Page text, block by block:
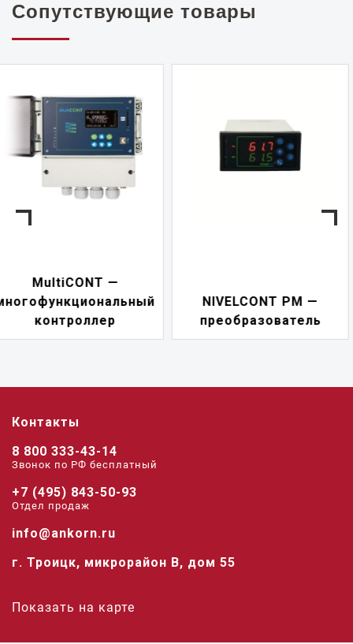
Сопутствующие товары
NIVELCONT PM —
преобразователь
переключатель
Контакты
8 800 333-43-14
Звонок по РФ беcплатный
+7 (495) 843-50-93
Отдел продаж
info@ankorn.ru
г. Троицк, микрорайон В, дом 55
Показать на карте